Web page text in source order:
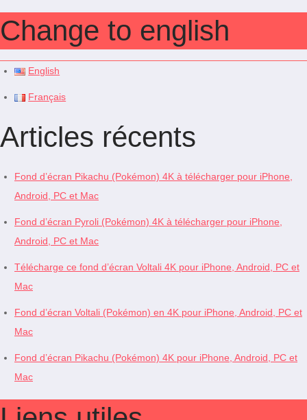
Change to english
English
Français
Articles récents
Fond d’écran Pikachu (Pokémon) 4K à télécharger pour iPhone,
Android, PC et Mac
Fond d’écran Pyroli (Pokémon) 4K à télécharger pour iPhone,
Android, PC et Mac
Télécharge ce fond d’écran Voltali 4K pour iPhone, Android, PC et
Mac
Fond d’écran Voltali (Pokémon) en 4K pour iPhone, Android, PC et
Mac
Fond d’écran Pikachu (Pokémon) 4K pour iPhone, Android, PC et
Mac